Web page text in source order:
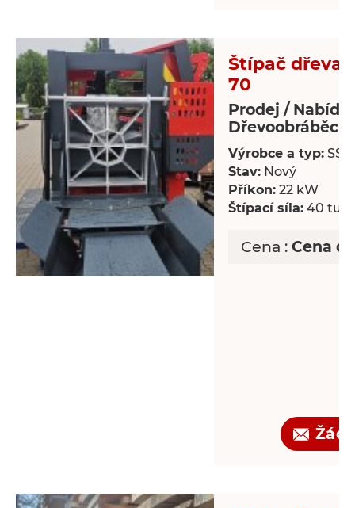
Štípač dřeva -
70
Prodej /
Dřevoobráběcí
Výrobce a typ:
Stav: Nový
Příkon: 22 kW
Štípací síla: 40
Cena : Cena